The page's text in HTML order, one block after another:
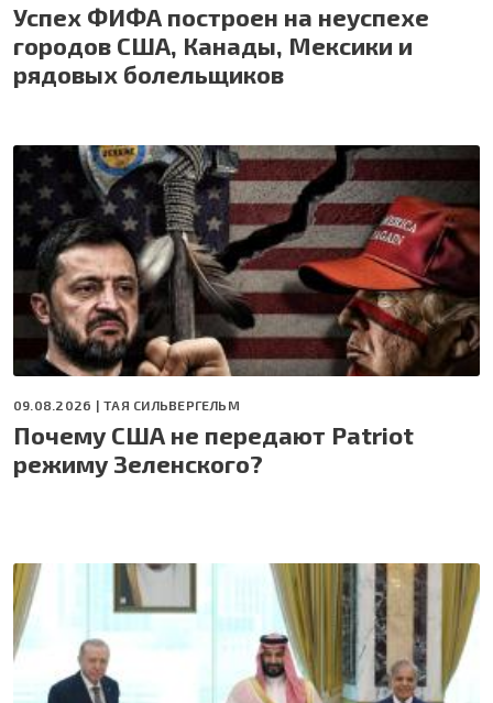
Успех ФИФА построен на неуспехе
городов США, Канады, Мексики и
рядовых болельщиков
09.08.2026 |ТАЯ СИЛЬВЕРГЕЛЬМ
Почему США не передают Patriot
режиму Зеленского?